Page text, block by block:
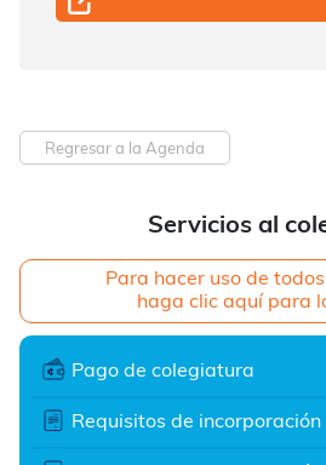
Servicios al
Para hacer uso de
haga clic aquí para
Pago de colegiatura
Requisitos de incorporación
Regresar a la Agenda